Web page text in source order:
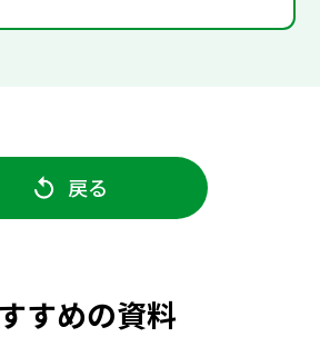
戻る
すめの資料